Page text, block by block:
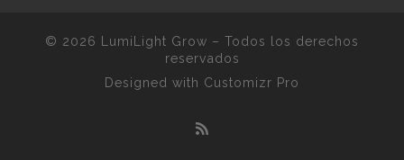
© 2026 LumiLight Grow – Todos los derechos
reservados
Designed with Customizr Pro